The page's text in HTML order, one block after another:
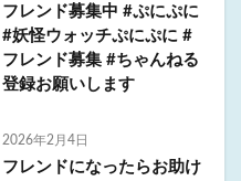
フレンド募集中 #ぷにぷに
#妖怪ウォッチぷにぷに #
フレンド募集 #ちゃんねる
登録お願いします
2026年2月4日
フレンドになったらお助け